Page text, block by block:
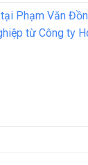
Phạm Văn
từ Công ty